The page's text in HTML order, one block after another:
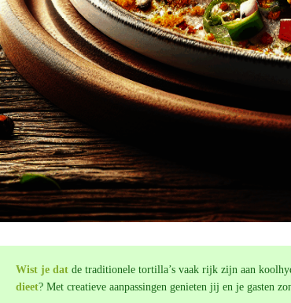
Wist je dat de traditionele tortilla’s vaak rijk zijn aan
dieet? Met creatieve aanpassingen genieten jij en je gasten